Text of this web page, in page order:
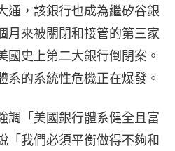
通，該銀行也成為繼矽谷銀
月來被關閉和接管的第三家
國史上第二大銀行倒閉案。
系的系統性危機正在爆發。
調「美國銀行體系健全且富
「我們必須平衡做得不夠和